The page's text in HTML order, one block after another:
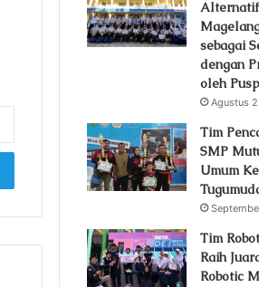
sebagai
dengan
oleh
Agustus
Tim
SMP
Umum
Tim
Raih
Robotic